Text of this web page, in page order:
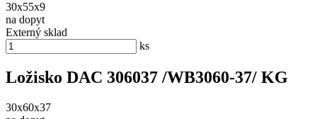
30x55x9
na dopyt
Externý sklad
ks
Ložisko DAC 306037 /WB3060-37/ KG
30x60x37